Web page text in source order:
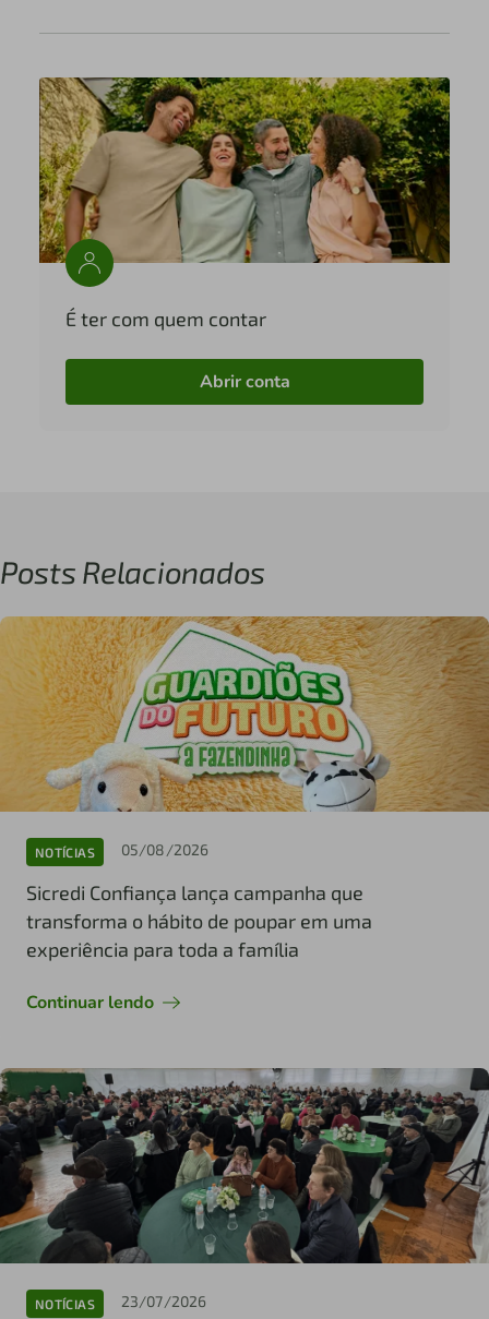
É ter com quem contar
Abrir conta
Posts Relacionados
NOTÍCIAS 05/08/2026
Sicredi Confiança lança campanha que
transforma o hábito de poupar em uma
experiência para toda a família
Continuar lendo
NOTÍCIAS 23/07/2026